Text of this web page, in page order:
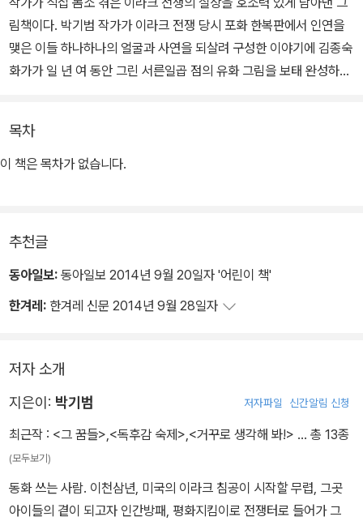
림책이다. 박기범 작가가 이라크 전쟁 당시 포화 한복판에서 인연을
맺은 이들 하나하나의 얼굴과 사연을 되살려 구성한 이야기에 김종숙
화가가 일 년 여 동안 그린 서른일곱 점의 유화 그림을 보태 완성하였
인터넷 기사 너머에 존재하는 전쟁의 실상을 정제된 언어로 호소력
있게 담아낸 문제작이다.
악랄한 인간의 얼굴임을 여실히 보여 준다. 타인의 고통에 대한 공감
능력이 유례없이 떨어지는 오늘날의 아이들에게 이 책은 전쟁의 폐해
를 한 사람 한 사람의 삶을 통해 깊이 느끼고 나아가 “평화를 살아가
목차
이 책은 목차가 없습니다.
추천글
동아일보: 동아일보 2014년 9월 20일자 '어린이 책'
한겨레: 한겨레 신문 2014년 9월 28일자
저자 소개
지은이: 박기범 저자파일 신간알림 신청
최근작 : <그 꿈들>,<독후감 숙제>,<거꾸로 생각해 봐!> … 총 13종
(모두보기)
동화 쓰는 사람. 이천삼년, 미국의 이라크 침공이 시작할 무렵, 그곳
아이들의 곁이 되고자 인간방패, 평화지킴이로 전쟁터로 들어가 그